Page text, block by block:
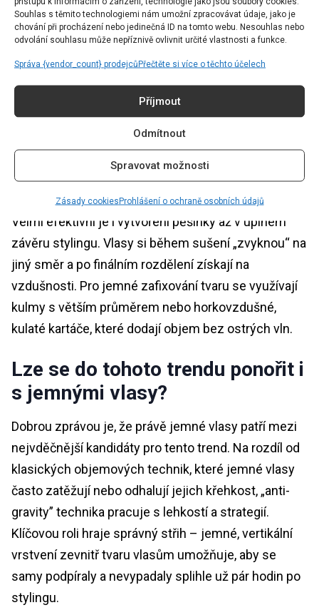
Souhlas s těmito technologiemi nám umožní zpracovávat údaje, jako je
chování při procházení nebo jedinečná ID na tomto webu. Nesouhlas nebo
odvolání souhlasu může nepříznivě ovlivnit určité vlastnosti a funkce.
Správa {vendor_count} prodejcůPřečtěte si více o těchto účelech
Příjmout
Odmítnout
Spravovat možnosti
Zásady cookiesProhlášení o ochraně osobních údajů
Velmi efektivní je i vytvoření pěšinky až v úplném
závěru stylingu. Vlasy si během sušení „zvyknou“ na
jiný směr a po finálním rozdělení získají na
vzdušnosti. Pro jemné zafixování tvaru se využívají
kulmy s větším průměrem nebo horkovzdušné,
kulaté kartáče, které dodají objem bez ostrých vln.
Lze se do tohoto trendu ponořit i
s jemnými vlasy?
Dobrou zprávou je, že právě jemné vlasy patří mezi
nejvděčnější kandidáty pro tento trend. Na rozdíl od
klasických objemových technik, které jemné vlasy
často zatěžují nebo odhalují jejich křehkost, „anti-
gravity” technika pracuje s lehkostí a strategií.
Klíčovou roli hraje správný střih – jemné, vertikální
vrstvení zevnitř tvaru vlasům umožňuje, aby se
samy podpíraly a nevypadaly splihle už pár hodin po
stylingu.